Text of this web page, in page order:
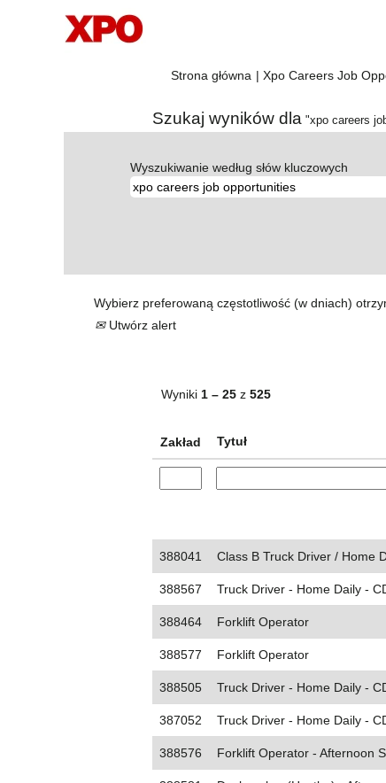
Strona główna | Xpo Careers Job
Szukaj wyników dla "xpo careers
Wyszukiwanie według słów kluczowych
Wybierz preferowaną częstotliwość (w dniach)
Utwórz alert
Wyniki 1 – 25 z 525
Zakład Tytuł
388041 Class B Truck Driver / Home
388567 Truck Driver - Home Daily -
388464 Forklift Operator
388577 Forklift Operator
388505 Truck Driver - Home Daily -
387052 Truck Driver - Home Daily -
388576 Forklift Operator - Afternoon